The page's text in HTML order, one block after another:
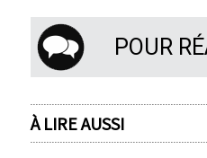
POUR
À LIRE AUSSI